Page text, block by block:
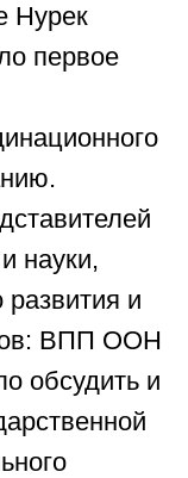
Нурек
первое
науки,
и
ВПП ООН
обсудить и